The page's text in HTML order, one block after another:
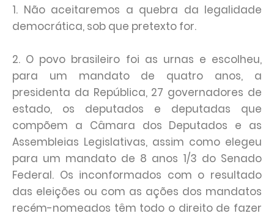
1. Não aceitaremos a quebra da legalidade
democrática, sob que pretexto for.
2. O povo brasileiro foi as urnas e escolheu,
para um mandato de quatro anos, a
presidenta da República, 27 governadores de
estado, os deputados e deputadas que
compõem a Câmara dos Deputados e as
Assembleias Legislativas, assim como elegeu
para um mandato de 8 anos 1/3 do Senado
Federal. Os inconformados com o resultado
das eleições ou com as ações dos mandatos
recém-nomeados têm todo o direito de fazer